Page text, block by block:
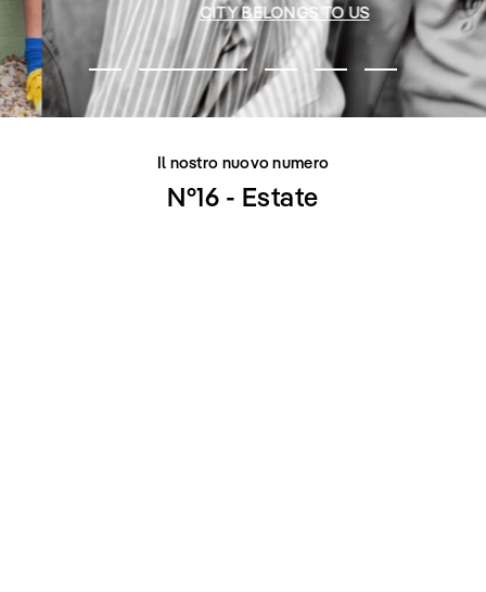
CITY BELONGS TO US
Il nostro nuovo numero
N°16 - Estate